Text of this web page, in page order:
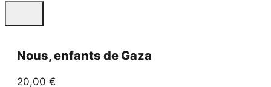
Nous, enfants de Gaza
20,00 €